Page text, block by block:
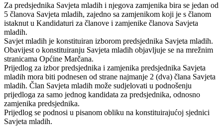
Za predsjednika Savjeta mladih i njegova zamjenika bira se jedan od
5 članova Savjeta mladih, zajedno sa zamjenikom koji je s članom
istaknut u Kandidaturi za članove i zamjenike članova Savjeta
mladih.
Savjet mladih je konstituiran izborom predsjednika Savjeta mladih.
Obavijest o konstituiranju Savjeta mladih objavljuje se na mrežnim
stranicama Općine Marčana.
Prijedlog za izbor predsjednika i zamjenika predsjednika Savjeta
mladih mora biti podnesen od strane najmanje 2 (dva) člana Savjeta
mladih. Član Savjeta mladih može sudjelovati u podnošenju
prijedloga za samo jednog kandidata za predsjednika, odnosno
zamjenika predsjednika.
Prijedlog se podnosi u pisanom obliku na konstituirajućoj sjednici
Savjeta mladih.